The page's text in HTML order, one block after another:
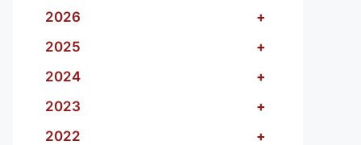
2026
+
2025
+
2024
+
2023
+
2022
+